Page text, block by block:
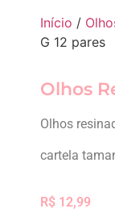
Início /
G 12 pares
Olhos
Olhos
cartela
R$ 12,99